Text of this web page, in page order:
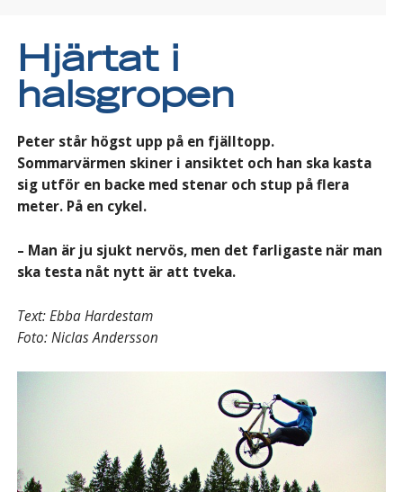
Hjärtat i
halsgropen
Peter står högst upp på en fjälltopp.
Sommarvärmen skiner i ansiktet och han ska kasta
sig utför en backe med stenar och stup på flera
meter. På en cykel.
– Man är ju sjukt nervös, men det farligaste när man
ska testa nåt nytt är att tveka.
Text: Ebba Hardestam
Foto: Niclas Andersson